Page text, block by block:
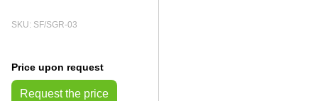
SKU: SF/SGR-03
Price upon request
Request the price